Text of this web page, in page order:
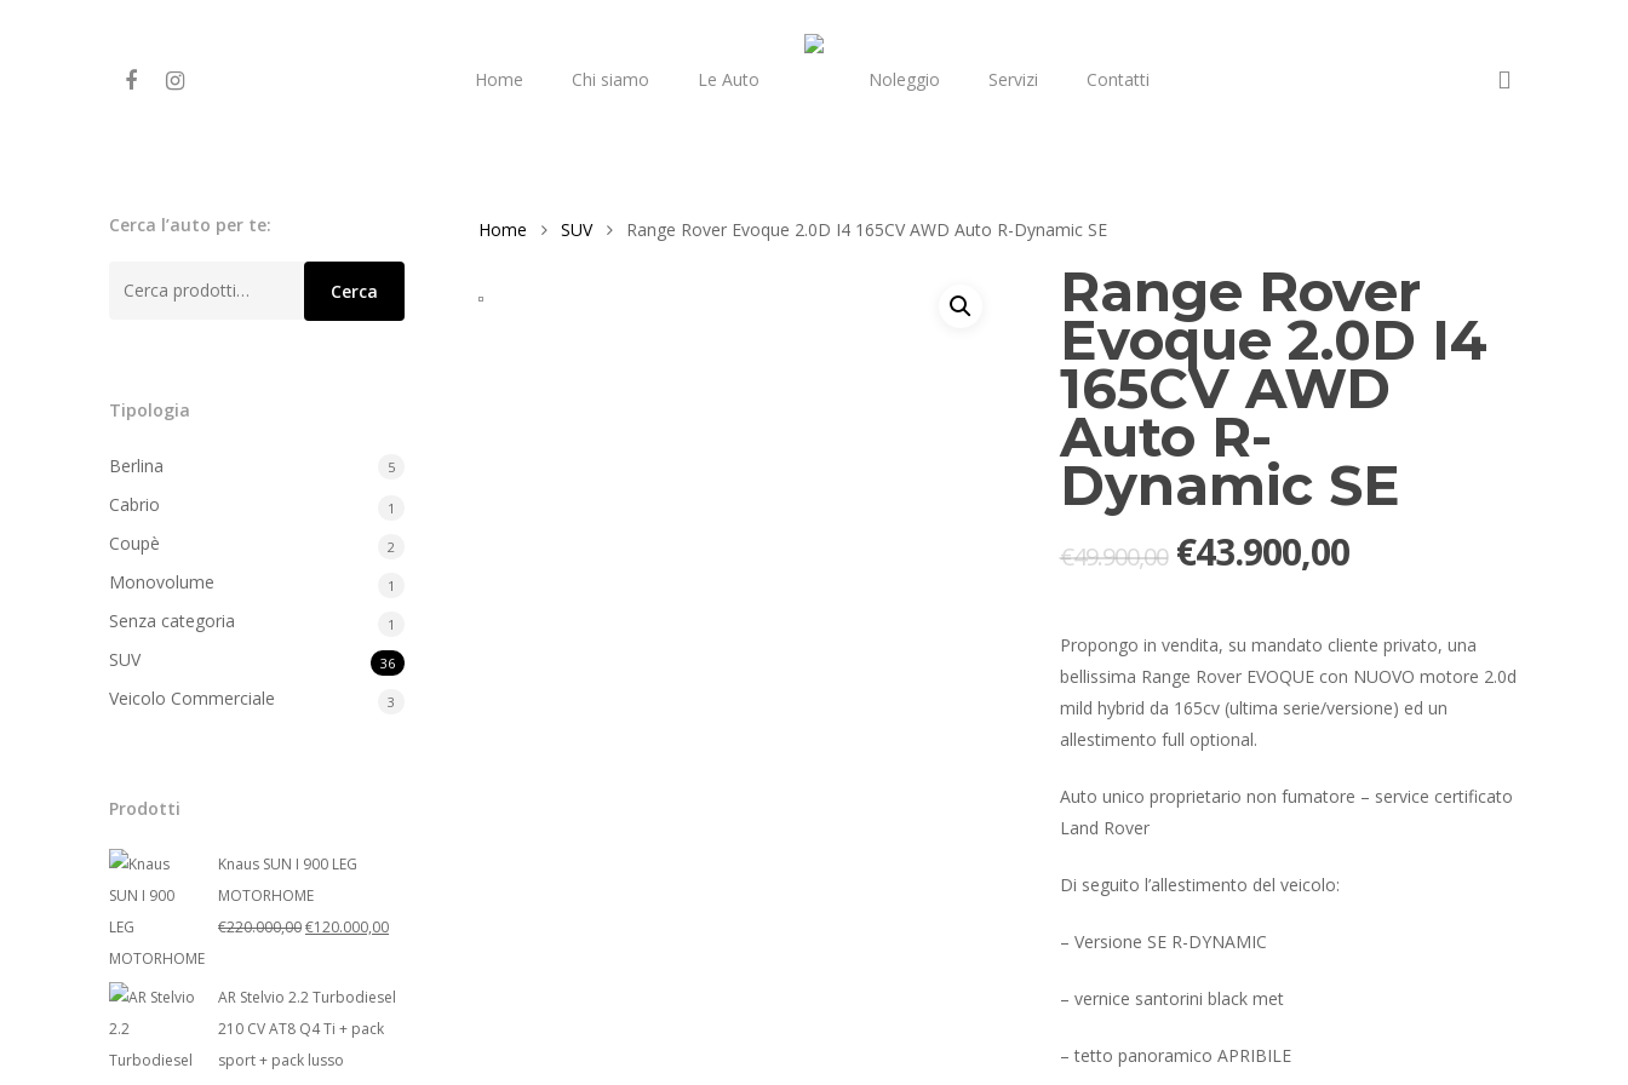
Home Chi siamo Le Auto Noleggio Servizi Contatti
Cerca l’auto per te:
Cerca
Tipologia
Berlina 5
Cabrio 1
Coupè 2
Monovolume 1
Senza categoria 1
SUV 36
Veicolo Commerciale 3
Prodotti
Knaus SUN I 900 LEG
MOTORHOME
€220.000,00Il
originale
era:
€220.000,00.
€120.000,00Il
attuale
AR Stelvio 2.2 Turbodiesel
210 CV AT8 Q4 Ti + pack
sport + pack lusso
Home SUV Range Rover Evoque 2.0D I4 165CV AWD Auto R-Dynamic SE
Range Rover
Evoque 2.0D I4
165CV AWD
Auto R-
Dynamic SE
€49.900,00 Il
era:
€49.900,00.
€43.900,00Il
è:
€43.900,00.
Propongo in vendita, su mandato cliente privato, una
bellissima Range Rover EVOQUE con NUOVO motore 2.0d
mild hybrid da 165cv (ultima serie/versione) ed un
allestimento full optional.
Auto unico proprietario non fumatore – service certificato
Land Rover
Di seguito l’allestimento del veicolo:
– Versione SE R-DYNAMIC
– vernice santorini black met
– tetto panoramico APRIBILE